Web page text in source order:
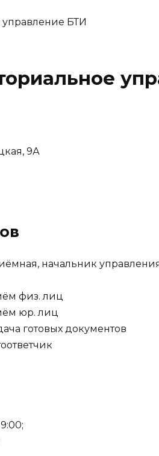
9А
начальник
физ. лиц
юр. лиц
готовых документов